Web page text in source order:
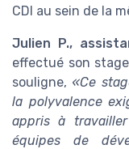
CDI au sein de la
Julien P.,
effectué son
souligne, «Ce
la polyvalence
appris à
équipes de